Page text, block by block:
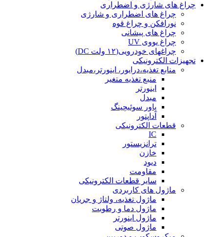
چراغ های شارژی و اضطراری
چراغ های اضطراری و شارژی
نورافکن و چراغ قوه
چراغ های پیشانی
چراغ یووی UV
چراغهای خودرویی(۱۲ ولت DC)
تجهیزات الکترونیکی
منابع تغذیه،درایور، اینورتر،مبدل
منبع تغذیه متغیر
اینورتر
مبدل
پاور سوئیچینگ
آداپتور
قطعات الکترونیکی
IC
ترانزیستور
خازن
دیود
مقاومت
سایر قطعات الکترونیکی
ماژول های کاربردی
ماژول تغذیه، ولتاژ و جریان
ماژول دما و رطوبت
ماژول اینورتر
ماژول صوتی